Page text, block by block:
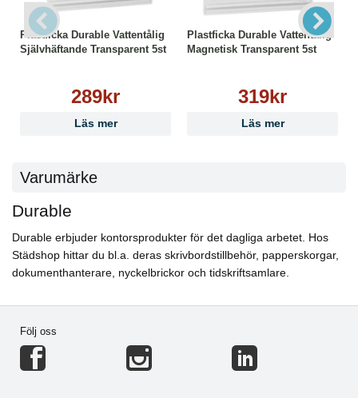
Plastficka Durable Vattentålig
Självhäftande Transparent 5st
289kr
Läs mer
Plastficka Durable Vattentålig
Magnetisk Transparent 5st
319kr
Läs mer
Varumärke
Durable
Durable erbjuder kontorsprodukter för det dagliga arbetet. Hos
Städshop hittar du bl.a. deras skrivbordstillbehör, papperskorgar,
dokumenthanterare, nyckelbrickor och tidskriftsamlare.
Följ oss